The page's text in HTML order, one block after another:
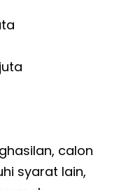
calon
syarat lain,